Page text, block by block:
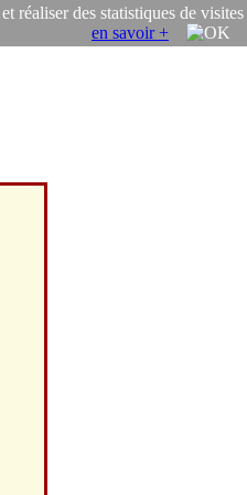
réaliser des statistiques de visites
en savoir +